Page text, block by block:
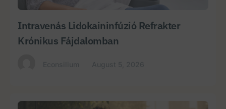
Intravenás Lidokaininfúzió Refrakter
Krónikus Fájdalomban